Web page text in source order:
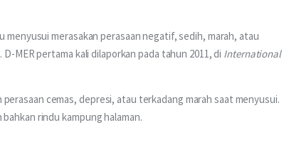
menyusui merasakan perasaan negatif, sedih, marah, atau
MER pertama kali dilaporkan pada tahun 2011, di International
cemas, depresi, atau terkadang marah saat menyusui.
rindu kampung halaman.